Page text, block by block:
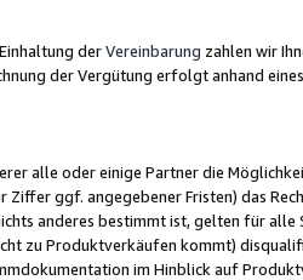
derVereinbarung zahlen wir
der Vergütung erfolgt anhand
alle oder einige Partner die
Ziffer ggf. angegebener Fristen) das
anderes bestimmt ist, gelten für
zu Produktverkäufen kommt)
im Hinblick auf